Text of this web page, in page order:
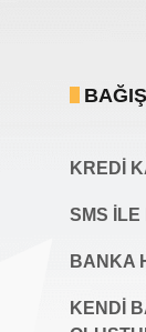
KREDİ
SMS İLE
BANKA
KENDİ